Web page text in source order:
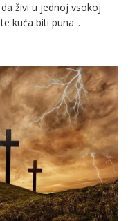
živi u jednoj vsokoj
kuća biti puna...